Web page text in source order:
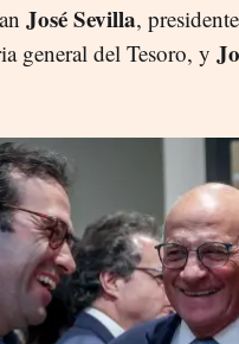
José Sevilla,
general del Tesoro, y